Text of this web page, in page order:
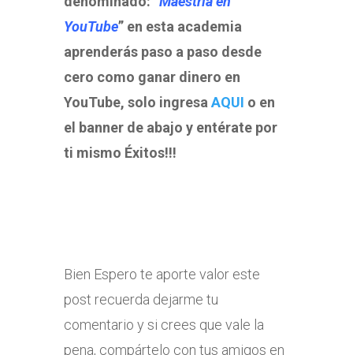
YouTube” en esta academia
aprenderás paso a paso desde
cero como ganar dinero en
YouTube, solo ingresa AQUI o en
el banner de abajo y entérate por
ti mismo Éxitos!!!
Bien Espero te aporte valor este
post recuerda dejarme tu
comentario y si crees que vale la
pena, compártelo con tus amigos en